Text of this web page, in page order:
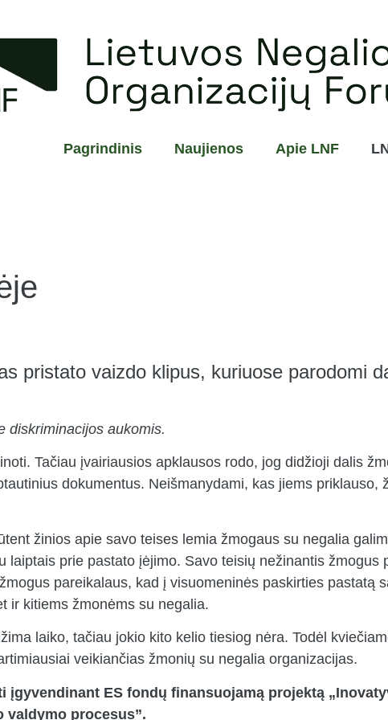
Pagrindinis Naujienos Apie LNF
pristato vaizdo klipus, kuriuose parodomi
diskriminacijos aukomis.
Tačiau įvairiausios apklausos rodo, jog didžioji dalis
dokumentus. Neišmanydami, kas jiems priklauso,
žinios apie savo teises lemia žmogaus su negalia
laiptais prie pastato įėjimo. Savo teisių nežinantis
pareikalaus, kad į visuomeninės paskirties pastatą
ir kitiems žmonėms su negalia.
laiko, tačiau jokio kito kelio tiesiog nėra. Todėl
veikiančias žmonių su negalia organizacijas.
ES fondų finansuojamą projektą
procesus”.